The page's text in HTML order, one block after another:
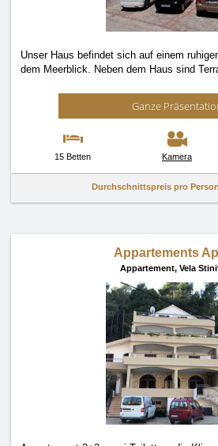
Unser Haus befindet sich auf einem
dem Meerblick. Neben dem Haus sind
Ganze
15 Betten Kamera
Durchschnittspreis pro
Appartements
Appartement, Vela